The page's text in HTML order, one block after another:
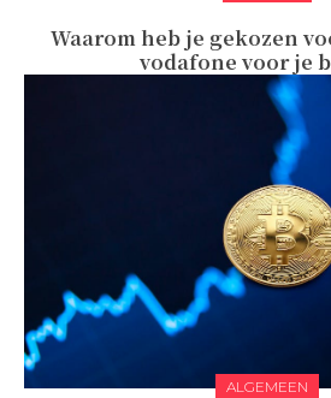
Waarom heb je gekozen
vodafone voor je
ALGEMEEN